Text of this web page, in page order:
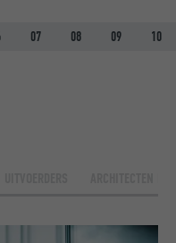
07 08 09 10